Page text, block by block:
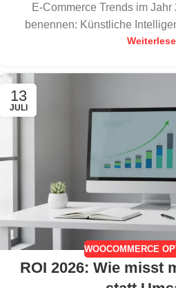
E-Commerce Trends im
benennen: Künstliche
13
JULI
WOOCOMMERCE
ROI 2026: Wie misst